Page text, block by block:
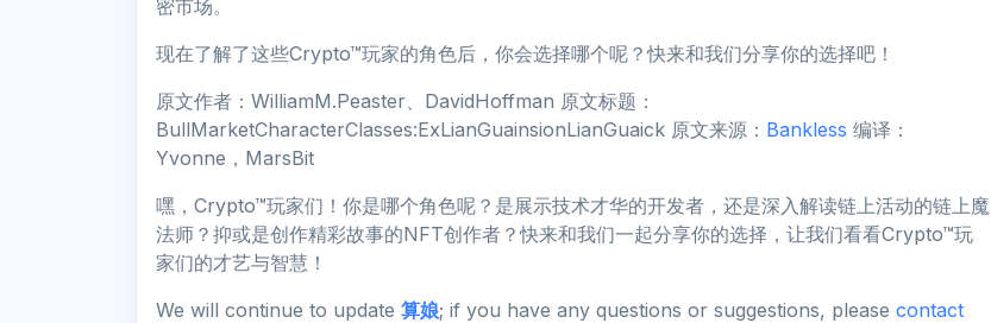
密市场。
现在了解了这些Crypto™玩家的角色后，你会选择哪个呢？快来和我们分享你的选择吧！
原文作者：WilliamM.Peaster、DavidHoffman 原文标题：
BullMarketCharacterClasses:ExLianGuainsionLianGuaick 原文来源： Bankless 编译：
Yvonne，MarsBit
嘿，Crypto™玩家们！你是哪个角色呢？是展示技术才华的开发者，还是深入解读链上活动的链上魔
法师？抑或是创作精彩故事的NFT创作者？快来和我们一起分享你的选择，让我们看看Crypto™玩
家们的才艺与智慧！
We will continue to update 算娘; if you have any questions or suggestions, please contact